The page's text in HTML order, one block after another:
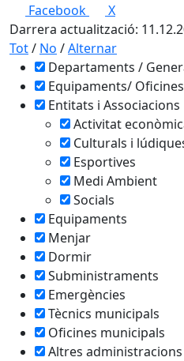
+
−
Facebook
X
Darrera actualització:
Tot/ No /Alternar
Departaments /
Equipaments/
Entitats i Associacions
Activitat
Culturals i
Esportives
Medi Ambient
Socials
Equipaments
Menjar
Dormir
Subministraments
Emergències
Tècnics municipals
Oficines municipals
Altres administracions